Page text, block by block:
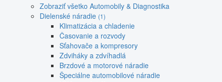
Zobraziť všetko Automobily & Diagnostika
Dielenské náradie (1)
Klimatizácia a chladenie
Časovanie a rozvody
Sťahovače a kompresory
Zdviháky a zdvíhadlá
Brzdové a motorové náradie
Špeciálne automobilové náradie